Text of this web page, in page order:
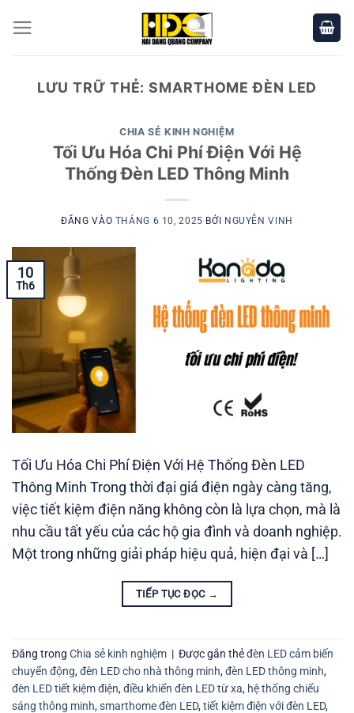
qua
LƯU TRỮ THẺ:SMARTHOME ĐÈN LED
CHIA SẺ KINH NGHIỆM
Tối Ưu Hóa Chi Phí Điện Với Hệ
Thống Đèn LED Thông Minh
ĐĂNG VÀO THÁNG 6 10, 2025 BỞI NGUYỄN VINH
10
Th6
Tối Ưu Hóa Chi Phí Điện Với Hệ Thống Đèn LED
Thông Minh Trong thời đại giá điện ngày càng tăng,
việc tiết kiệm điện năng không còn là lựa chọn, mà là
nhu cầu tất yếu của các hộ gia đình và doanh nghiệp.
Một trong những giải pháp hiệu quả, hiện đại và […]
TIẾP TỤC ĐỌC →
Đăng trong Chia sẻ kinh nghiệm | Được gắn thẻđèn LED cảm biến
chuyển động,đèn LED cho nhà thông minh,đèn LED thông minh,
đèn LED tiết kiệm điện,điều khiển đèn LED từ xa, hệ thống chiếu
sáng thông minh,smarthome đèn LED,tiết kiệm điện với đèn LED,